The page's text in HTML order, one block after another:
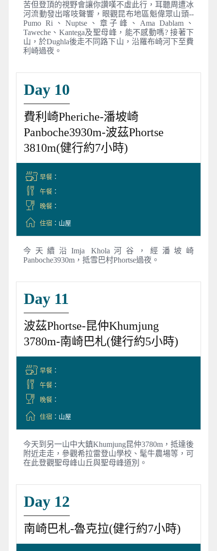
苦但登頂的視野會讓你讚嘆不虛此行，耳聽周遭冰
河流動發出喀吱聲響，眼觀昆布地區魁偉眾山頭--
Pumo Ri、Nuptse、章子峰、Ama Dablam、
Taweche、Kantega及聖母峰，能不感動嗎? 接著下
山，於Dughla後走不同路下山，沿羅布崎河下至費
利崎過夜。
Day 10
費利崎Pheriche-潘坡崎
Panboche3930m-波茲Phortse
3810m(健行約7小時)
早餐：
午餐：
晚餐：
住宿：山屋
今天續沿Imja Khola河谷，經潘坡崎
Panboche3930m，抵雪巴村Phortse過夜。
Day 11
波茲Phortse-昆仲Khumjung
3780m-南崎巴札(健行約5小時)
早餐：
午餐：
晚餐：
住宿：山屋
今天到另一山中大鎮Khumjung昆仲3780m，抵達後
附近走走，參觀希拉雷登山學校、髦牛農場等，可
在此登觀聖母峰山丘與聖母峰道別。
Day 12
南崎巴札-魯克拉(健行約7小時)